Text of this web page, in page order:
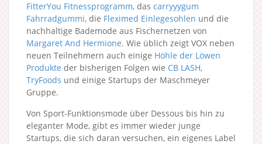
FitterYou Fitnessprogramm, das carryyygum
Fahrradgummi, die Fleximed Einlegesohlen und die
nachhaltige Bademode aus Fischernetzen von
Margaret And Hermione. Wie üblich zeigt VOX neben
neuen Teilnehmern auch einige Höhle der Löwen
Produkte der bisherigen Folgen wie CB LASH,
TryFoods und einige Startups der Maschmeyer
Gruppe.
Von Sport-Funktionsmode über Dessous bis hin zu
eleganter Mode, gibt es immer wieder junge
Startups, die sich daran versuchen, ein eigenes Label